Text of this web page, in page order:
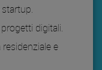
digitali.
e